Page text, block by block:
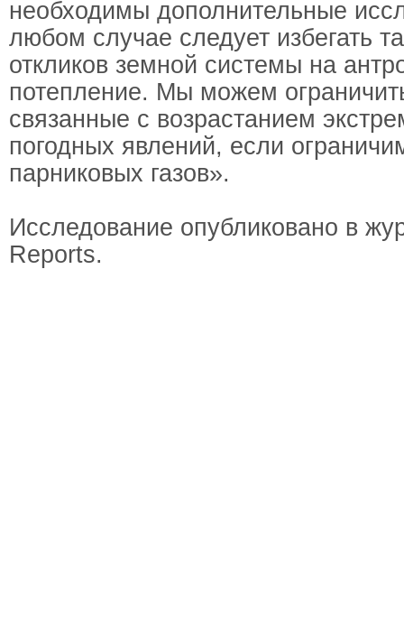
необходимы дополнительные
любом случае следует избегать
откликов земной системы на
потепление. Мы можем
связанные с возрастанием
погодных явлений, если
парниковых газов».
Исследование опубликовано в
Reports.